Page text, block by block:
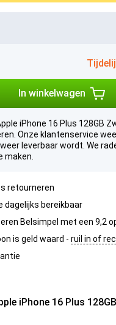
In winkelwagen
iPhone 16 Plus 128GB
Onze klantenservice
leverbaar wordt. We
maken.
retourneren
dagelijks bereikbaar
Belsimpel met een 9,2
is geld waard - ruil in of
iPhone 16 Plus